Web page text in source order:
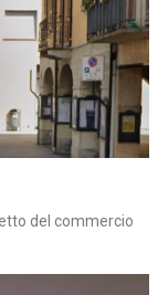
del commercio